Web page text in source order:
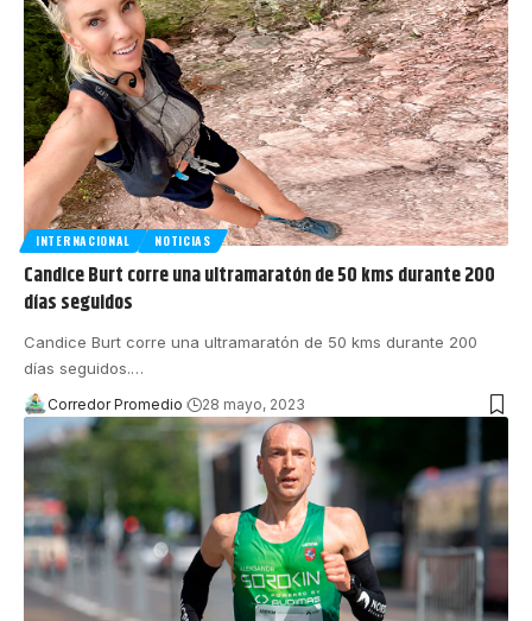
INTERNACIONAL NOTICIAS
Candice Burt corre una ultramaratón de 50 kms durante 200
días seguidos
Candice Burt corre una ultramaratón de 50 kms durante 200
días seguidos.…
Corredor Promedio 28 mayo, 2023